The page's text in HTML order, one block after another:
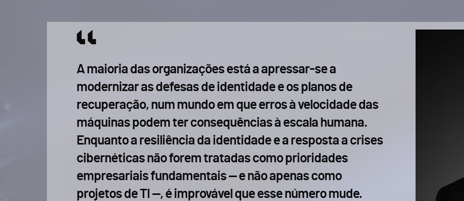
A maioria das organizações está a apressar-se a
modernizar as defesas de identidade e os planos de
recuperação, num mundo em que erros à velocidade das
máquinas podem ter consequências à escala humana.
Enquanto a resiliência da identidade e a resposta a crises
cibernéticas não forem tratadas como prioridades
empresariais fundamentais — e não apenas como
projetos de TI —, é improvável que esse número mude.